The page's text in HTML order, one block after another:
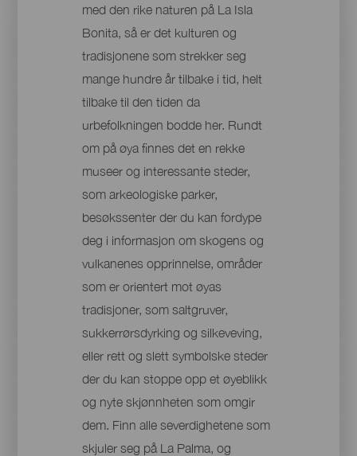
med den rike naturen på La Isla
Bonita, så er det kulturen og
tradisjonene som strekker seg
mange hundre år tilbake i tid, helt
tilbake til den tiden da
urbefolkningen bodde her. Rundt
om på øya finnes det en rekke
museer og interessante steder,
som arkeologiske parker,
besøkssenter der du kan fordype
deg i informasjon om skogens og
vulkanenes opprinnelse, områder
som er orientert mot øyas
tradisjoner, som saltgruver,
sukkerrørsdyrking og silkeveving,
eller rett og slett symbolske steder
der du kan stoppe opp et øyeblikk
og nyte skjønnheten som omgir
dem. Finn alle severdighetene som
skjuler seg på La Palma, og